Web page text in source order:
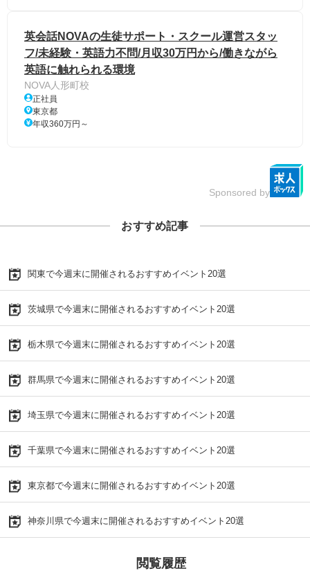
英会話NOVAの生徒サポート・スクール運営スタッ
フ/未経験・英語力不問/月収30万円から/働きながら
英語に触れられる環境
NOVA人形町校
正社員
東京都
年収360万円～
Sponsored by
おすすめ記事
関東で今週末に開催されるおすすめイベント20選
茨城県で今週末に開催されるおすすめイベント20選
栃木県で今週末に開催されるおすすめイベント20選
群馬県で今週末に開催されるおすすめイベント20選
埼玉県で今週末に開催されるおすすめイベント20選
千葉県で今週末に開催されるおすすめイベント20選
東京都で今週末に開催されるおすすめイベント20選
神奈川県で今週末に開催されるおすすめイベント20選
閲覧履歴